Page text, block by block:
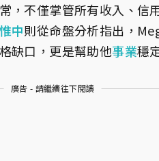
，不僅掌管所有收入、信
中則從命盤分析指出，
缺口，更是幫助他事業穩
廣告 - 請繼續往下閱讀